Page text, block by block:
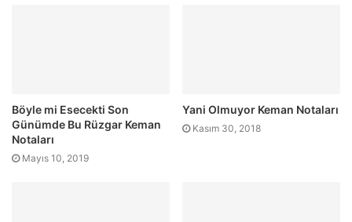
Böyle mi Esecekti Son
Günümde Bu Rüzgar Keman
Notaları
Mayıs 10, 2019
Yani Olmuyor Keman Notaları
Kasım 30, 2018